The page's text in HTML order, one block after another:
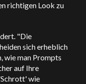
richtigen Look zu
"Die
sich erheblich
wie man Prompts
auf Ihre
wie